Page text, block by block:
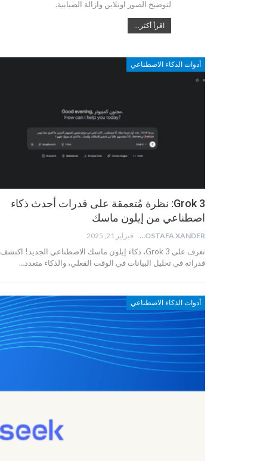
لتوضيح الصور اونلاين وازالة الضبابية.
اقرأ أكثر...
أدوات الذكاء الاصطناعي
Grok 3: نظرة مُتعمقة على قدرات أحدث ذكاء
اصطناعي من إيلون ماسك
MOSTAFA XANDER فبراير 21, 2025
تعرف على Grok 3، ذكاء إيلون ماسك الاصطناعي الجديد! اكتشف
قدراته في تحليل البيانات في الوقت الفعلي، والذكاء متعدد…
أدوات الذكاء الاصطناعي